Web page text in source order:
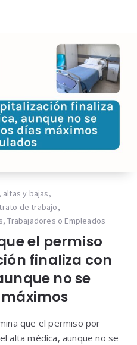
, altas y bajas,
de trabajo,
,Trabajadores o Empleados
el permiso
finaliza con
no se
que el permiso por
alta médica, aunque no se